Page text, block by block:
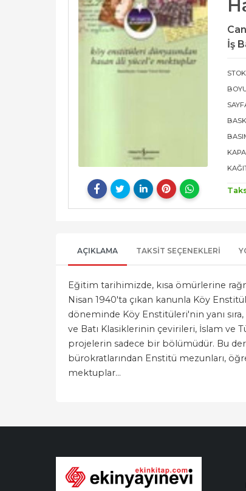
İş
AÇIKLAMA TAKSIT SEÇENEKLERI
Eğitim tarihimizde, kısa ömürlerine
Nisan 1940'ta çıkan kanunla Köy
döneminde Köy Enstitüleri'nin yanı
ve Batı Klasiklerinin çevirileri, İslam ve
projelerin sadece bir bölümüdür. Bu
bürokratlarından Enstitü mezunları,
mektuplar...